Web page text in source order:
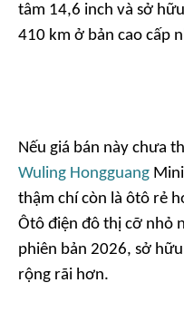
tâm 14,6 inch và sở
410 km ở bản cao cấp
Nếu giá bán này chưa
Wuling Hongguang
thậm chí còn là ôtô rẻ
Ôtô điện đô thị cỡ nhỏ
phiên bản 2026, sở
rộng rãi hơn.